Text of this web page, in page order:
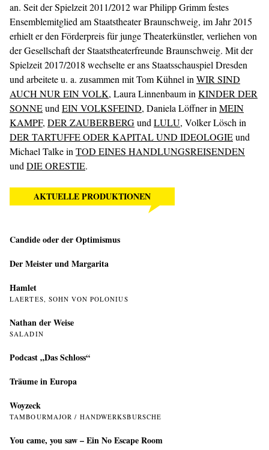
an. Seit der Spielzeit 2011/2012 war Philipp Grimm festes
Ensemblemitglied am Staatstheater Braunschweig, im Jahr 2015
erhielt er den Förderpreis für junge Theaterkünstler, verliehen von
der Gesellschaft der Staatstheaterfreunde Braunschweig. Mit der
Spielzeit 2017/2018 wechselte er ans Staatsschauspiel Dresden
und arbeitete u. a. zusammen mit Tom Kühnel in WIR SIND
AUCH NUR EIN VOLK, Laura Linnenbaum in KINDER DER
SONNEund EIN VOLKSFEIND, Daniela Löffner in MEIN
KAMPF, DER ZAUBERBERGund LULU, Volker Lösch in
DER TARTUFFE ODER KAPITAL UND IDEOLOGIEund
Michael Talke in TOD EINES HANDLUNGSREISENDEN
und DIE ORESTIE.
AKTUELLE PRODUKTIONEN
Candide oder der Optimismus
Der Meister und Margarita
Hamlet
LAERTES, SOHN VON POLONIUS
Nathan der Weise
SALADIN
Podcast „Das Schloss“
Träume in Europa
Woyzeck
TAMBOURMAJOR / HANDWERKSBURSCHE
You came, you saw – Ein No Escape Room